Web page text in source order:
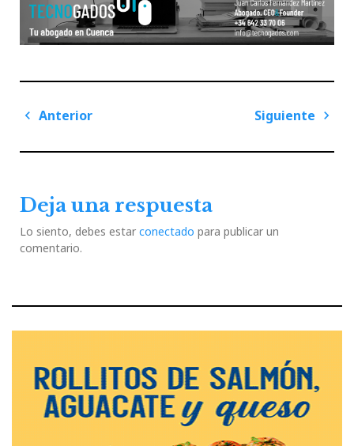
Navegación
entradas
Anterior
Siguiente
Deja una respuesta
Lo siento, debes estar conectado para publicar un
comentario.